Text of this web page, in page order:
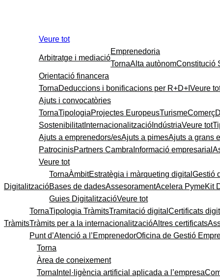
Veure tot
Arbitratge i mediació
Emprenedoria
TornaAlta autònomConstitució
Orientació financera
TornaDeduccions i bonificacions per R+D+I Veure
Ajuts i convocatòries
TornaTipologiaProjectes EuropeusTurismeComerç
SostenibilitatInternacionalització IndústriaVeure tot
Ajuts a emprenedors/esAjuts a pimesAjuts a grans
PatrocinisPartners Cambra Informació empresarial
Veure tot
Digitalització
TornaÀmbitEstratègia i màrqueting digital Gestió
Bases de dadesAssesoramentAcelera PymeKit
Guies DigitalitzacióVeure tot
Tràmits
TornaTipologia TràmitsTramitació digital Certificats
Tràmits per a la internacionalitzacióAltres certificats
Punt d’Atenció a l’EmprenedorOficina de Gestió
Torna
Àrea de coneixement
Torna Intel·ligència artificial aplicada a l’empresa